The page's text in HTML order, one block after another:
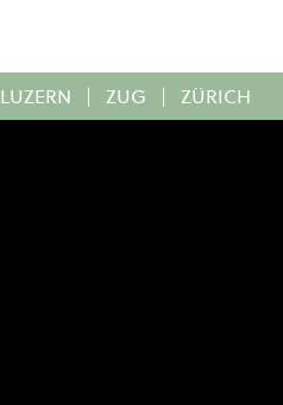
LUZERN | ZUG | ZÜRICH